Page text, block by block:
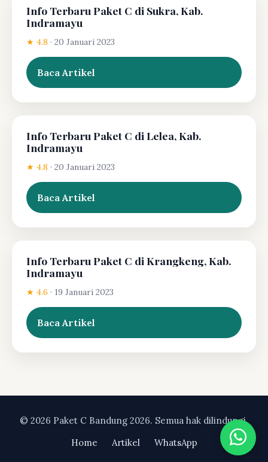
Info Terbaru Paket C di Sukra, Kab.
Indramayu
★ 4.8 · 20 Januari 2023
Baca Artikel
Info Terbaru Paket C di Lelea, Kab.
Indramayu
★ 4.8 · 20 Januari 2023
Baca Artikel
Info Terbaru Paket C di Krangkeng, Kab.
Indramayu
★ 4.6 · 19 Januari 2023
Baca Artikel
© 2026 Paket C Bandung 2026. Semua hak dilindungi.
Home
Artikel WhatsApp